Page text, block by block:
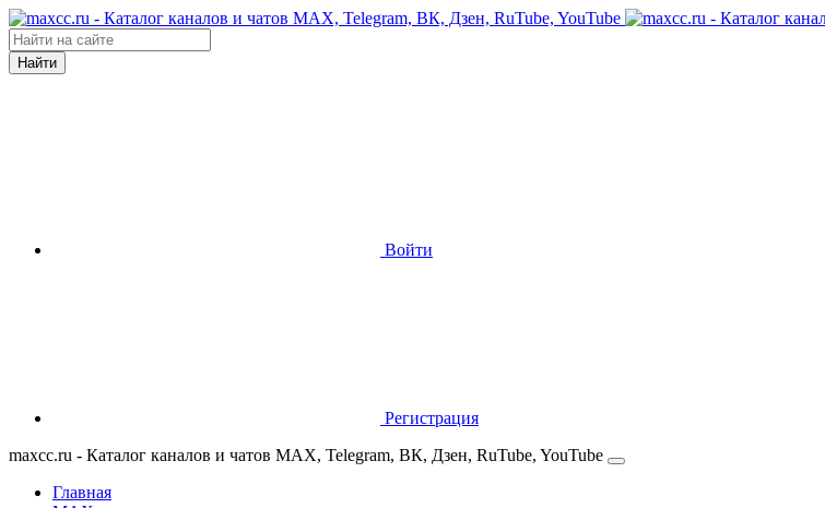
Найти
Войти
Регистрация
maxcc.ru - Каталог каналов и чатов MAX, Telegram, ВК, Дзен, RuTube, YouTube
Главная